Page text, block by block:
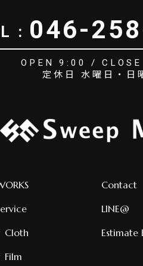
: 046-
OPEN 9:00 /
定休日 水曜日・日
Cloth
Film
Contact
LINE@
Estimate